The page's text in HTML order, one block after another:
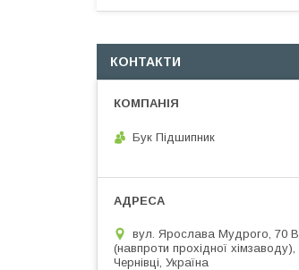
КОНТАКТИ
Бук Підшипник
вул. Ярослава Мудрого, 70 В
(навпроти прохідної хімзаводу),
Чернівці, Україна